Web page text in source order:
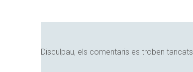
Disculpau, els comentaris es troben tancats